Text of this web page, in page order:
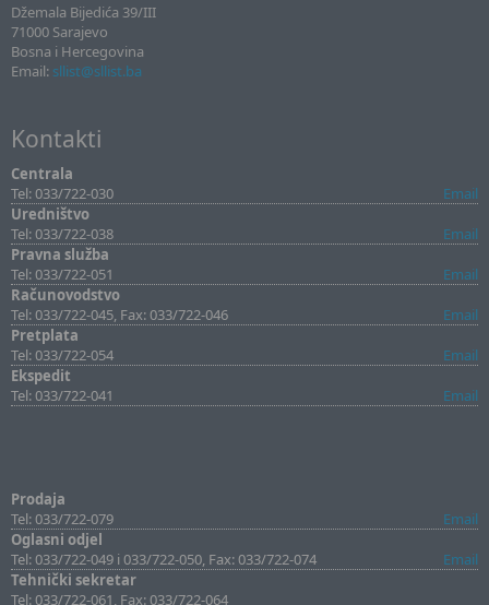
Džemala Bijedića 39/III
71000 Sarajevo
Bosna i Hercegovina
Email: sllist@sllist.ba
Kontakti
Centrala
Tel: 033/722-030
Email
Uredništvo
Tel: 033/722-038
Email
Pravna služba
Tel: 033/722-051
Email
Računovodstvo
Tel: 033/722-045, Fax: 033/722-046
Email
Pretplata
Tel: 033/722-054
Email
Ekspedit
Tel: 033/722-041
Email
Prodaja
Tel: 033/722-079
Email
Oglasni odjel
Tel: 033/722-049 i 033/722-050, Fax: 033/722-074
Email
Tehnički sekretar
Tel: 033/722-061, Fax: 033/722-064